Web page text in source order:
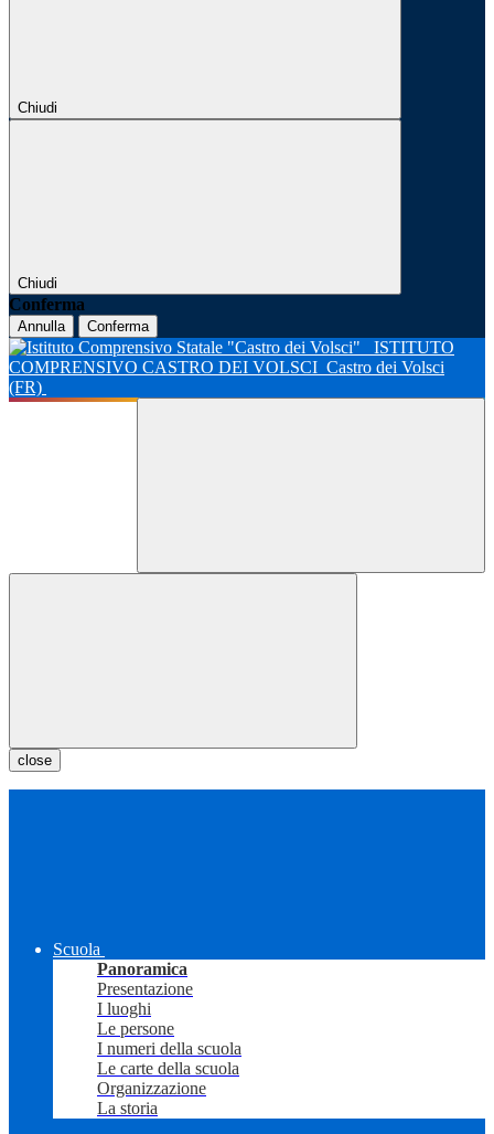
Chiudi
Chiudi
Conferma
Annulla Conferma
ISTITUTO
COMPRENSIVO CASTRO DEI VOLSCI Castro dei Volsci
(FR)
close
Scuola
Panoramica
Presentazione
I luoghi
Le persone
I numeri della scuola
Le carte della scuola
Organizzazione
La storia